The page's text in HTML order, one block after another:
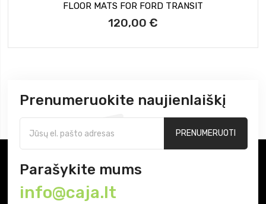
FLOOR MATS FOR FORD TRANSIT
120,00 €
Prenumeruokite naujienlaiškį
PRENUMERUOTI
Parašykite mums
info@caja.lt